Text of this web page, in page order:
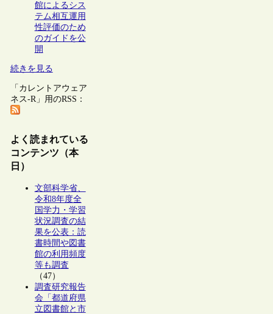
館によるシス
テム相互運用
性評価のため
のガイドを公
開
続きを見る
「カレントアウェア
ネス-R」用のRSS：
よく読まれている
コンテンツ（本
日）
文部科学省、
令和8年度全
国学力・学習
状況調査の結
果を公表：読
書時間や図書
館の利用頻度
等も調査
（47）
調査研究報告
会「都道府県
立図書館と市